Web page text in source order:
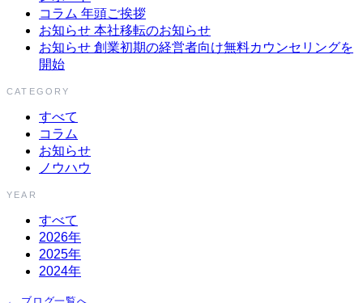
コラム 年頭ご挨拶
お知らせ 本社移転のお知らせ
お知らせ 創業初期の経営者向け無料カウンセリングを
開始
CATEGORY
すべて
コラム
お知らせ
ノウハウ
YEAR
すべて
2026年
2025年
2024年